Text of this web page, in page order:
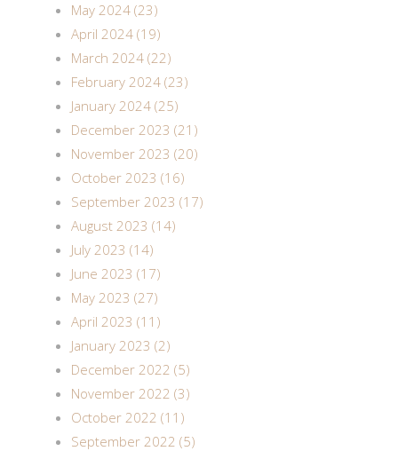
May 2024 (23)
April 2024 (19)
March 2024 (22)
February 2024 (23)
January 2024 (25)
December 2023 (21)
November 2023 (20)
October 2023 (16)
September 2023 (17)
August 2023 (14)
July 2023 (14)
June 2023 (17)
May 2023 (27)
April 2023 (11)
January 2023 (2)
December 2022 (5)
November 2022 (3)
October 2022 (11)
September 2022 (5)